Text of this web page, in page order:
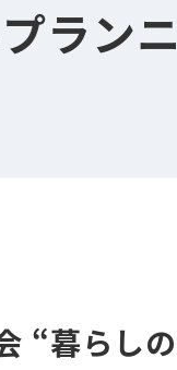
ランニ
“暮らしの